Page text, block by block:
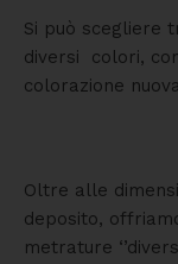
Si può scegliere
diversi colori,
colorazione
Oltre alle
deposito,
metrature